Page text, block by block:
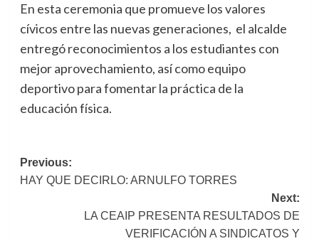
En esta ceremonia que promueve los valores
cívicos entre las nuevas generaciones, el alcalde
entregó reconocimientos a los estudiantes con
mejor aprovechamiento, así como equipo
deportivo para fomentar la práctica de la
educación física.
Post
navigation
Previous:
HAY QUE DECIRLO: ARNULFO TORRES
Next:
LA CEAIP PRESENTA RESULTADOS DE
VERIFICACIÓN A SINDICATOS Y